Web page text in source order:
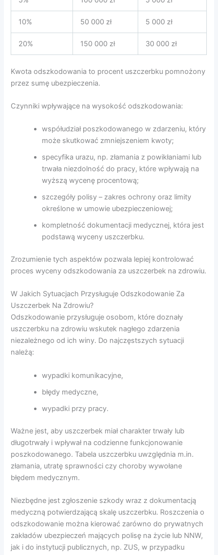
10% 50 000 zł 5 000 zł
20% 150 000 zł 30 000 zł
Kwota odszkodowania to procent uszczerbku pomnożony
przez sumę ubezpieczenia.
Czynniki wpływające na wysokość odszkodowania:
współudział poszkodowanego w zdarzeniu, który
może skutkować zmniejszeniem kwoty;
specyfika urazu, np. złamania z powikłaniami lub
trwała niezdolność do pracy, które wpływają na
wyższą wycenę procentową;
szczegóły polisy – zakres ochrony oraz limity
określone w umowie ubezpieczeniowej;
kompletność dokumentacji medycznej, która jest
podstawą wyceny uszczerbku.
Zrozumienie tych aspektów pozwala lepiej kontrolować
proces wyceny odszkodowania za uszczerbek na zdrowiu.
W Jakich Sytuacjach Przysługuje Odszkodowanie Za
Uszczerbek Na Zdrowiu?
Odszkodowanie przysługuje osobom, które doznały
uszczerbku na zdrowiu wskutek nagłego zdarzenia
niezależnego od ich winy. Do najczęstszych sytuacji
należą:
wypadki komunikacyjne,
błędy medyczne,
wypadki przy pracy.
Ważne jest, aby uszczerbek miał charakter trwały lub
długotrwały i wpływał na codzienne funkcjonowanie
poszkodowanego. Tabela uszczerbku uwzględnia m.in.
złamania, utratę sprawności czy choroby wywołane
błędem medycznym.
Niezbędne jest zgłoszenie szkody wraz z dokumentacją
medyczną potwierdzającą skalę uszczerbku. Roszczenia o
odszkodowanie można kierować zarówno do prywatnych
zakładów ubezpieczeń mających polisę na życie lub NNW,
jak i do instytucji publicznych, np. ZUS, w przypadku